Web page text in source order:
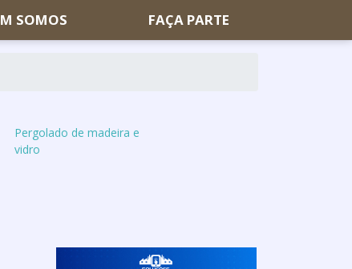
SOMOS FAÇA PARTE
Pergolado de madeira e
vidro